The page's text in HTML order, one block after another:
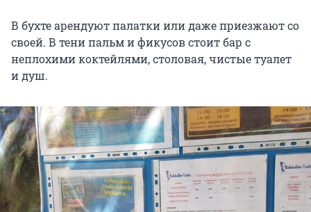
В бухте арендуют палатки или даже приезжают со
своей. В тени пальм и фикусов стоит бар с
неплохими коктейлями, столовая, чистые туалет
и душ.